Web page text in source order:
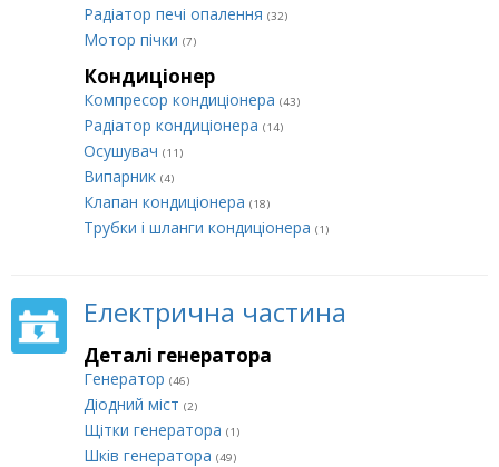
Радіатор печі опалення (32)
Мотор пічки (7)
Кондиціонер
Компресор кондиціонера (43)
Радіатор кондиціонера (14)
Осушувач (11)
Випарник (4)
Клапан кондиціонера (18)
Трубки і шланги кондиціонера (1)
Електрична частина
Деталі генератора
Генератор (46)
Діодний міст (2)
Щітки генератора (1)
Шків генератора (49)